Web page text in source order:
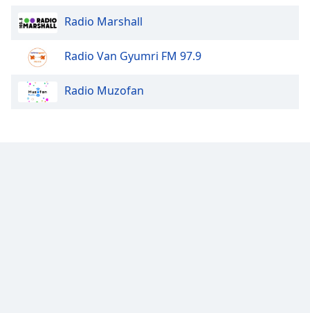
Color
Opacity
Caption
Radio Marshall
Radio Van Gyumri FM 97.9
Radio Muzofan